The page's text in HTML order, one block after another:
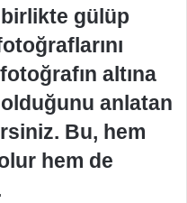
gülüp
altına
anlatan
Bu, hem
hem de